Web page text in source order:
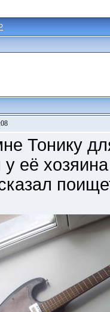
Тонику
у её